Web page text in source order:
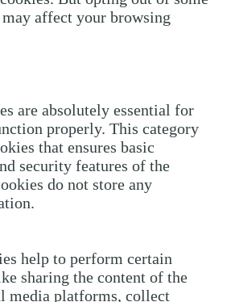
affect your browsing
are absolutely essential for
properly. This category
that ensures basic
security features of the
do not store any
help to perform certain
sharing the content of the
media platforms, collect